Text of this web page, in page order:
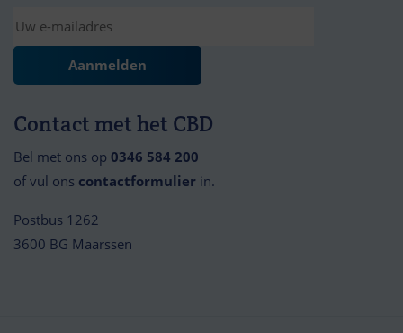
Contact met het CBD
Bel met ons op 0346 584 200
of vul ons contactformulier in.
Postbus 1262
3600 BG Maarssen